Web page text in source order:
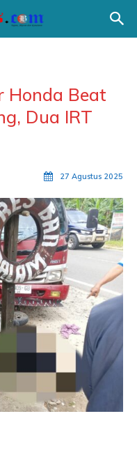
Honda Beat
Dua IRT
27 Agustus 2025